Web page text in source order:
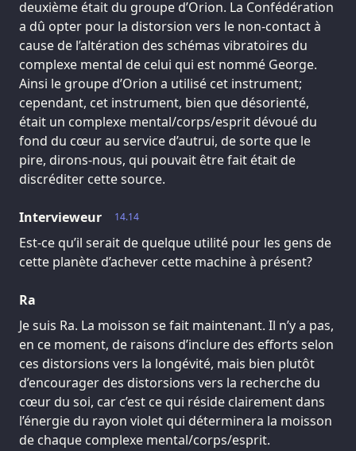
deuxième était du groupe d’Orion. La Confédération
a dû opter pour la distorsion vers le non-contact à
cause de l’altération des schémas vibratoires du
complexe mental de celui qui est nommé George.
Ainsi le groupe d’Orion a utilisé cet instrument;
cependant, cet instrument, bien que désorienté,
était un complexe mental/corps/esprit dévoué du
fond du cœur au service d’autrui, de sorte que le
pire, dirons-nous, qui pouvait être fait était de
discréditer cette source.
14.14
Intervieweur
Est-ce qu’il serait de quelque utilité pour les gens de
cette planète d’achever cette machine à présent?
Ra
Je suis Ra. La moisson se fait maintenant. Il n’y a pas,
en ce moment, de raisons d’inclure des efforts selon
ces distorsions vers la longévité, mais bien plutôt
d’encourager des distorsions vers la recherche du
cœur du soi, car c’est ce qui réside clairement dans
l’énergie du rayon violet qui déterminera la moisson
de chaque complexe mental/corps/esprit.